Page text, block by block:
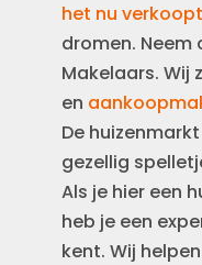
het nu verkoopt
dromen. Neem
Makelaars. Wij
en
De
gezellig
Als je hier een
heb je een
kent. Wij